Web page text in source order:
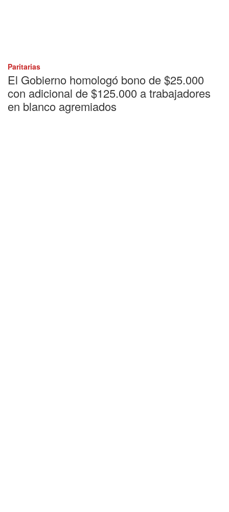
Paritarias
El Gobierno homologó bono de $25.000
con adicional de $125.000 a trabajadores
en blanco agremiados